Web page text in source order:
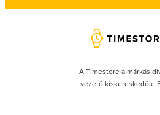
A Timestore a márkás
vezető kiskereskedője